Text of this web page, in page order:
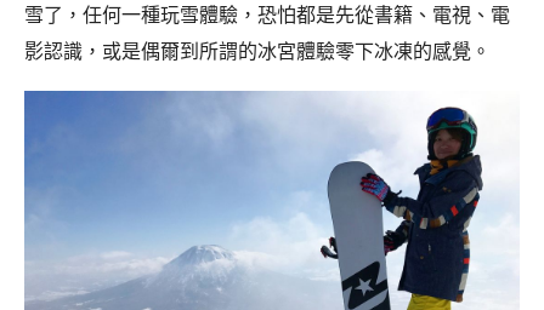
雪了，任何一種玩雪體驗，恐怕都是先從書籍、電視、電
影認識，或是偶爾到所謂的冰宮體驗零下冰凍的感覺。